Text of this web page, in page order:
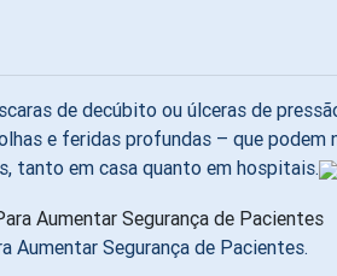
de decúbito ou úlceras de
e feridas profundas – que podem
tanto em casa quanto em hospitais.
Aumentar Segurança de Pacientes.